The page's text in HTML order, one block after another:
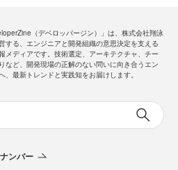
（デベロッパージン）」は、株式会社翔泳
する、エンジニアと開発組織の意思決定を支える
メディアです。技術選定、アーキテクチャ、チー
など、開発現場の正解のない問いに向き合うエン
、最新トレンドと実践知をお届けします。
ンバー